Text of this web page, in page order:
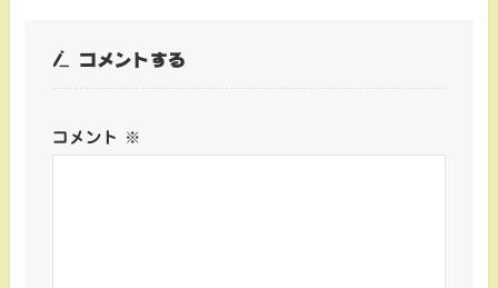
コメントする
コメント ※